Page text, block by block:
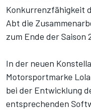
Konkurrenzfähigkeit
Abt die
zum Ende der Saison
In der neuen
Motorsportmarke
bei der Entwicklung
entsprechenden